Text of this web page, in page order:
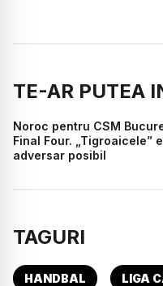
TE-AR PUTEA
Noroc pentru CSM
Final Four. „Tigroaicele”
adversar posibil
TAGURI
HANDBAL LIGA